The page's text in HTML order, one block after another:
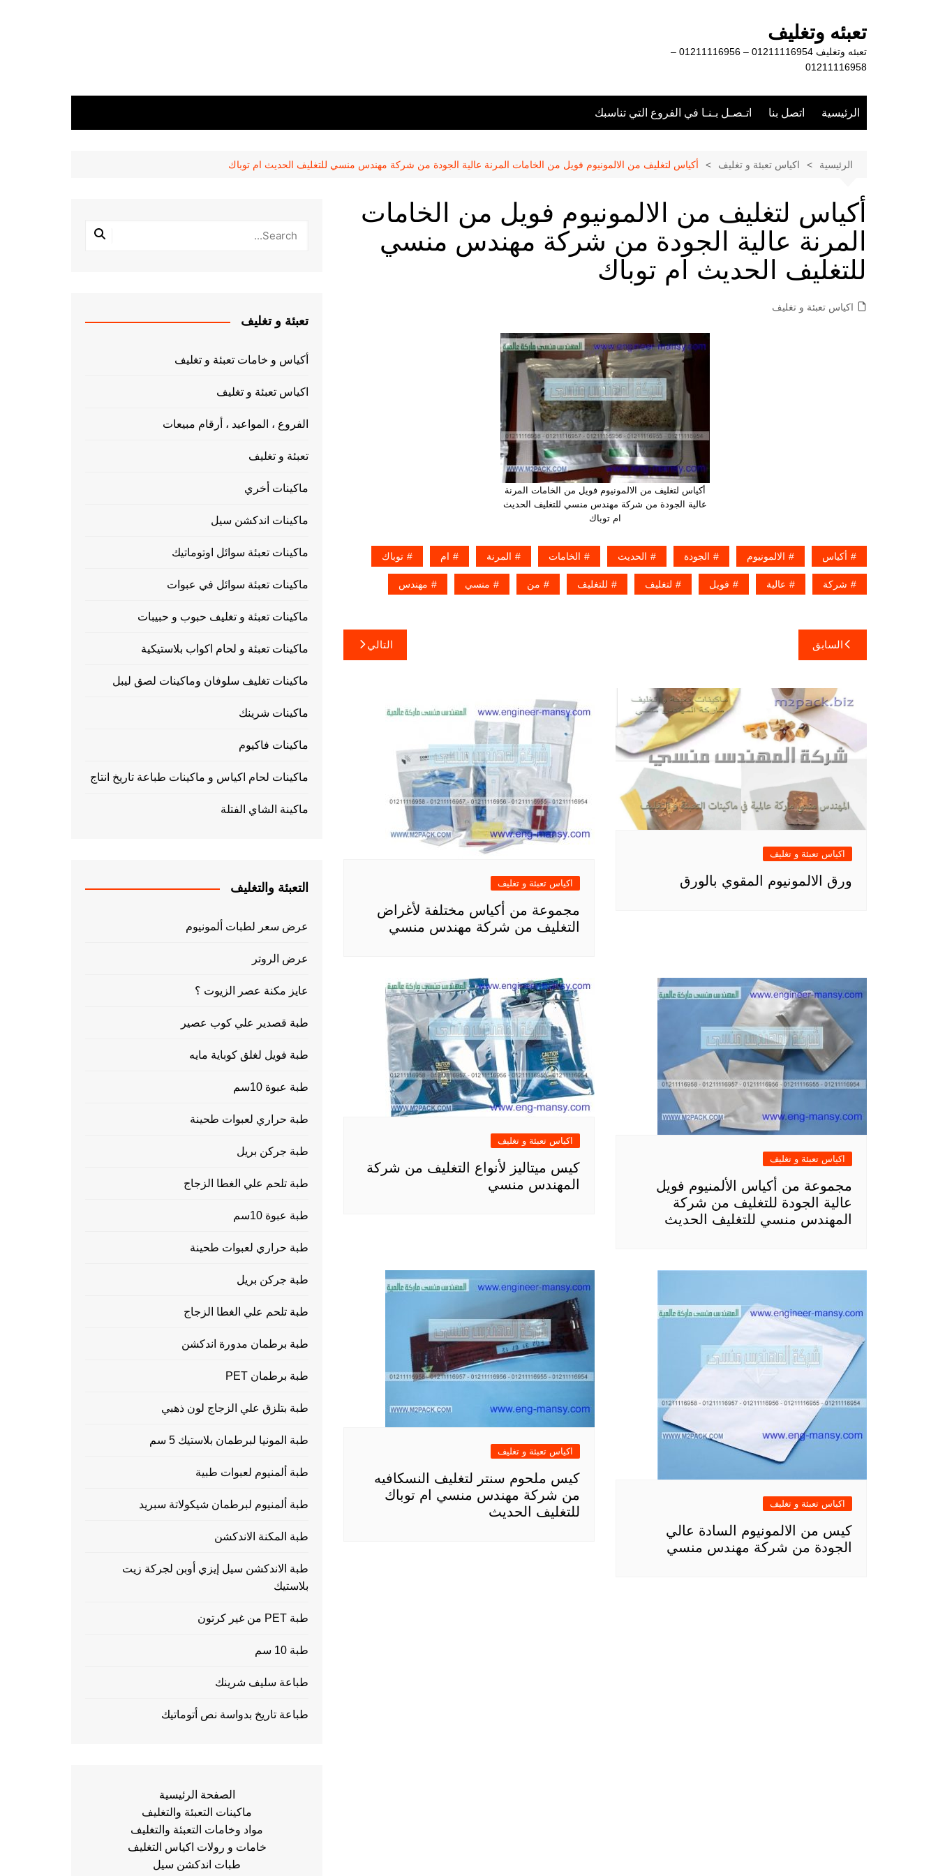
تعبئه وتغليف
تعبئه وتغليف 01211116954 – 01211116956 –
01211116958
الرئيسية اتصل بنا اتـصـل بـنـا في الفروع التي تناسبك
الرئيسية اكياس تعبئة و تغليف أكياس لتغليف من الالمونيوم فويل من الخامات المرنة عالية الجودة من شركة مهندس منسي للتغليف الحديث ام توباك
أكياس لتغليف من الالمونيوم فويل من الخامات
المرنة عالية الجودة من شركة مهندس منسي
للتغليف الحديث ام توباك
اكياس تعبئة و تغليف
أكياس لتغليف من الالمونيوم فويل من الخامات المرنة
عالية الجودة من شركة مهندس منسي للتغليف الحديث
ام توباك
أكياس الالمونيوم الجودة الحديث الخامات المرنة ام توباك
شركة عالية فويل لتغليف للتغليف من منسي مهندس
تصفّح
المقالات
السابق التالي
اكياس تعبئة و تغليف
ورق الالمونيوم المقوي بالورق اكياس تعبئة و تغليف
مجموعة من أكياس مختلفة لأغراض
التغليف من شركة مهندس منسي
اكياس تعبئة و تغليف
مجموعة من أكياس الألمنيوم فويل
عالية الجودة للتغليف من شركة
المهندس منسي للتغليف الحديث
اكياس تعبئة و تغليف
كيس ميتاليز لأنواع التغليف من شركة
المهندس منسي
اكياس تعبئة و تغليف
كيس من الالمونيوم السادة عالي
الجودة من شركة مهندس منسي
اكياس تعبئة و تغليف
كيس ملحوم سنتر لتغليف النسكافيه
من شركة مهندس منسي ام توباك
للتغليف الحديث
تعبئة و تغليف
أكياس و خامات تعبئة و تغليف
اكياس تعبئة و تغليف
الفروع ، المواعيد ، أرقام مبيعات
تعبئة و تغليف
ماكينات أخري
ماكينات اندكشن سيل
ماكينات تعبئة سوائل اوتوماتيك
ماكينات تعبئة سوائل في عبوات
ماكينات تعبئة و تغليف حبوب و حبيبات
ماكينات تعبئة و لحام اكواب بلاستيكية
ماكينات تغليف سلوفان وماكينات لصق ليبل
ماكينات شرينك
ماكينات فاكيوم
ماكينات لحام اكياس و ماكينات طباعة تاريخ انتاج
ماكينة الشاي الفتلة
التعبئة والتغليف
عرض سعر لطبات ألمونيوم
عرض الروتر
عايز مكنة عصر الزيوت ؟
طبة قصدير علي كوب عصير
طبة فويل لغلق كوباية مايه
طبة عبوة 10سم
طبة حراري لعبوات طحينة
طبة جركن بريل
طبة تلحم علي الغطا الزجاج
طبة عبوة 10سم
طبة حراري لعبوات طحينة
طبة جركن بريل
طبة تلحم علي الغطا الزجاج
طبة برطمان مدورة اندكشن
طبة برطمان PET
طبة بتلزق علي الزجاج لون ذهبي
طبة المونيا لبرطمان بلاستيك 5 سم
طبة ألمنيوم لعبوات طبية
طبة ألمنيوم لبرطمان شيكولاتة سبريد
طبة المكنة الاندكشن
طبة الاندكشن سيل إيزي أوبن لجركة زيت
بلاستيك
طبة PET من غير كرتون
طبة 10 سم
طباعة سليف شرينك
طباعة تاريخ بدواسة نص أتوماتيك
الصفحة الرئيسية
ماكينات التعبئة والتغليف
مواد وخامات التعبئة والتغليف
خامات و رولات اكياس التغليف
طبات اندكشن سيل